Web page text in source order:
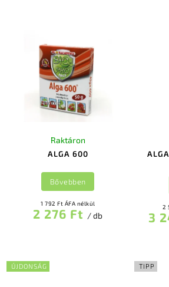
ALGA 600
Raktáron
1 792 Ft ÁFA nélkül
2 276 Ft / db
Bővebben
2
3
ÚJDONSÁG TIPP